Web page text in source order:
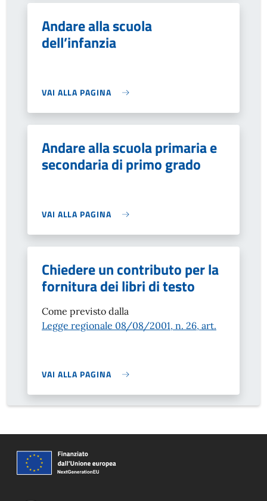
Andare alla scuola
dell’infanzia
VAI ALLA PAGINA
Andare alla scuola primaria e
secondaria di primo grado
VAI ALLA PAGINA
Chiedere un contributo per la
fornitura dei libri di testo
Come previsto dalla
Legge regionale 08/08/2001, n. 26, art.
VAI ALLA PAGINA